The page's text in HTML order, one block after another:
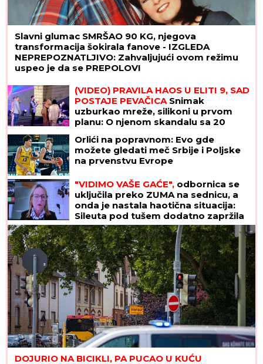
Slavni glumac SMRŠAO 90 KG, njegova
transformacija šokirala fanove - IZGLEDA
NEPREPOZNATLJIVO: Zahvaljujući ovom režimu
uspeo je da se PREPOLOVI
(VIDEO) PRAVILA HAOS U ELITI 9, SAD
POSTAJE PEVAČICA Snimak
uzburkao mreže, silikoni u prvom
planu: O njenom skandalu sa 20
Orlići na popravnom: Evo gde
možete gledati meč Srbije i Poljske
na prvenstvu Evrope
"VIDIMO VAŠE GAĆE", odbornica se
uključila preko ZUMA na sednicu, a
onda je nastala haotična situacija:
Sileuta pod tušem dodatno zapržila
čorbu
DOJURIO NA BICIKLI, PA PUCAO U KUĆU